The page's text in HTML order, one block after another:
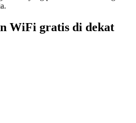
WiFi gratis di dekat